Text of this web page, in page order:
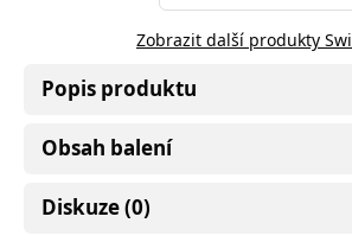
Zobrazit další produkty
Popis produktu
Obsah balení
Diskuze (0)